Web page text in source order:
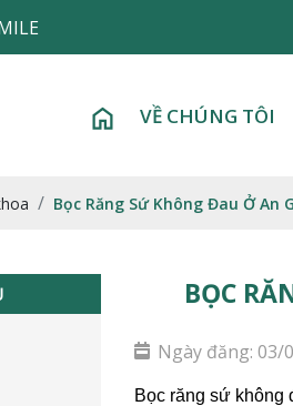
VỀ CHÚNG TÔI
Bọc Răng Sứ Không Đau Ở An
BỌC
Ngày đăng: 03/
Bọc răng sứ không